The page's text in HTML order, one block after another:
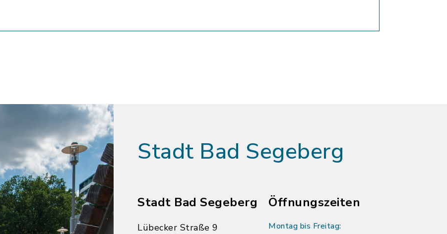
Stadt Bad Segeberg
Stadt Bad Segeberg
Lübecker Straße 9
Öffnungszeiten
Montag bis Freitag: